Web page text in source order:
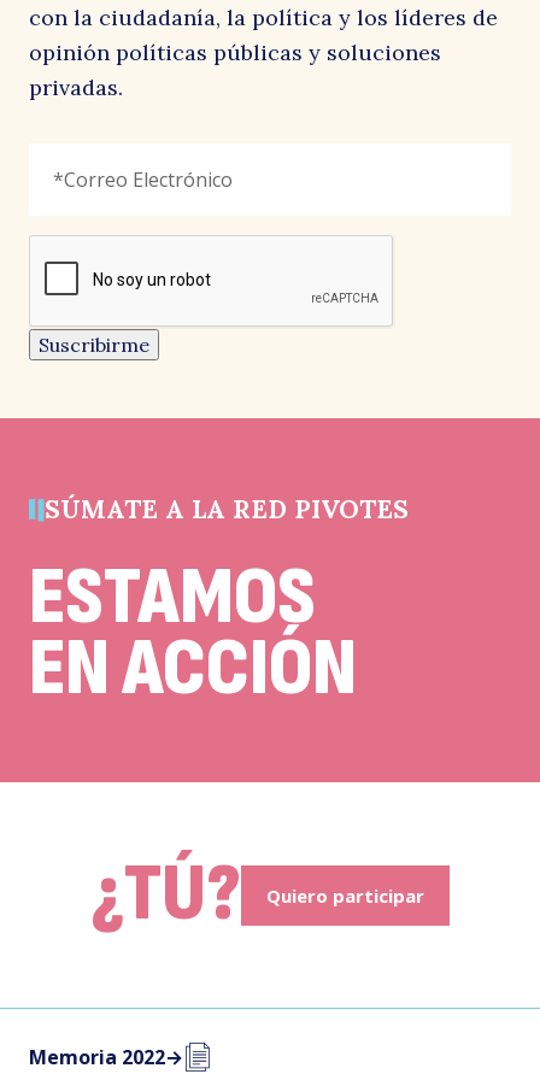
señala
campo
un
campo
de
debe
Electrónico *
reCAPTCHA
Suscribirme
con la ciudadanía, la política y los líderes de
opinión políticas públicas y soluciones
privadas.
SÚMATE A LA RED PIVOTES
ESTAMOS
EN ACCIÓN
¿TÚ? Quiero participar
Memoria 2022→